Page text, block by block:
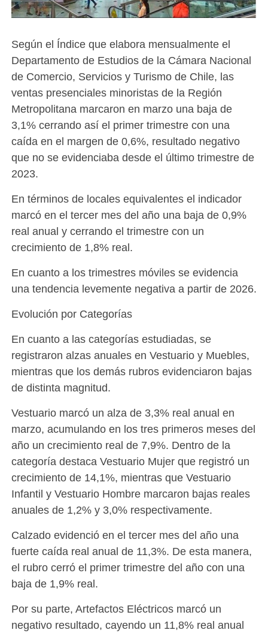
Según el Índice que elabora mensualmente el
Departamento de Estudios de la Cámara Nacional
de Comercio, Servicios y Turismo de Chile, las
ventas presenciales minoristas de la Región
Metropolitana marcaron en marzo una baja de
3,1% cerrando así el primer trimestre con una
caída en el margen de 0,6%, resultado negativo
que no se evidenciaba desde el último trimestre de
2023.
En términos de locales equivalentes el indicador
marcó en el tercer mes del año una baja de 0,9%
real anual y cerrando el trimestre con un
crecimiento de 1,8% real.
En cuanto a los trimestres móviles se evidencia
una tendencia levemente negativa a partir de 2026.
Evolución por Categorías
En cuanto a las categorías estudiadas, se
registraron alzas anuales en Vestuario y Muebles,
mientras que los demás rubros evidenciaron bajas
de distinta magnitud.
Vestuario marcó un alza de 3,3% real anual en
marzo, acumulando en los tres primeros meses del
año un crecimiento real de 7,9%. Dentro de la
categoría destaca Vestuario Mujer que registró un
crecimiento de 14,1%, mientras que Vestuario
Infantil y Vestuario Hombre marcaron bajas reales
anuales de 1,2% y 3,0% respectivamente.
Calzado evidenció en el tercer mes del año una
fuerte caída real anual de 11,3%. De esta manera,
el rubro cerró el primer trimestre del año con una
baja de 1,9% real.
Por su parte, Artefactos Eléctricos marcó un
negativo resultado, cayendo un 11,8% real anual